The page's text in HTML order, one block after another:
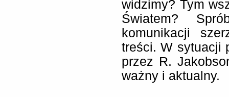
widzimy? Tym
Światem?
komunikacji
treści. W sytuacji
przez R.
ważny i aktualny.